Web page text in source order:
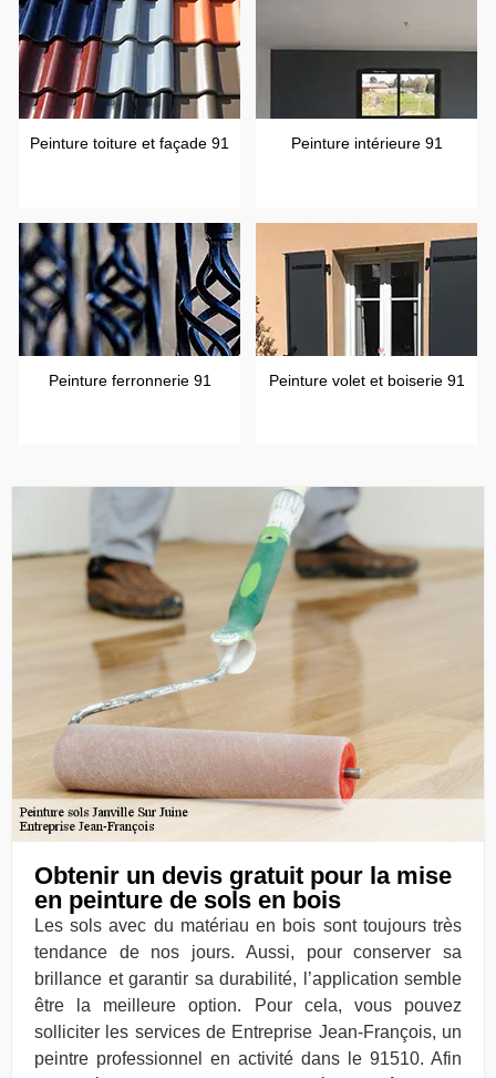
Peinture toiture et façade 91 Peinture intérieure 91
Peinture ferronnerie 91 Peinture volet et boiserie 91
Obtenir un devis gratuit pour la mise
en peinture de sols en bois
Les sols avec du matériau en bois sont toujours très
tendance de nos jours. Aussi, pour conserver sa
brillance et garantir sa durabilité, l’application semble
être la meilleure option. Pour cela, vous pouvez
solliciter les services de Entreprise Jean-François, un
peintre professionnel en activité dans le 91510. Afin